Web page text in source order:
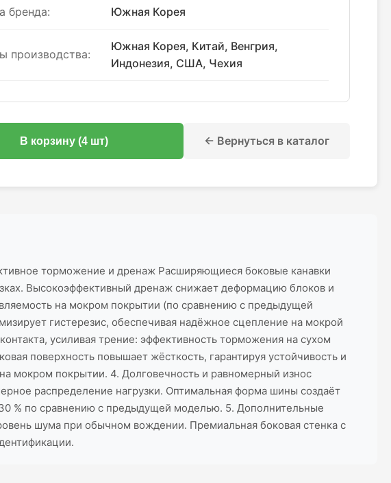
бренда: Южная Корея
производства:
Южная Корея, Китай, Венгрия,
Индонезия, США, Чехия
В корзину (4 шт) ← Вернуться в каталог
торможение и дренаж Расширяющиеся боковые канавки
Высокоэффективный дренаж снижает деформацию блоков и
на мокром покрытии (по сравнению с предыдущей
гистерезис, обеспечивая надёжное сцепление на мокрой
усиливая трение: эффективность торможения на сухом
поверхность повышает жёсткость, гарантируя устойчивость и
мокром покрытии. 4. Долговечность и равномерный износ
распределение нагрузки. Оптимальная форма шины создаёт
% по сравнению с предыдущей моделью. 5. Дополнительные
шума при обычном вождении. Премиальная боковая стенка с